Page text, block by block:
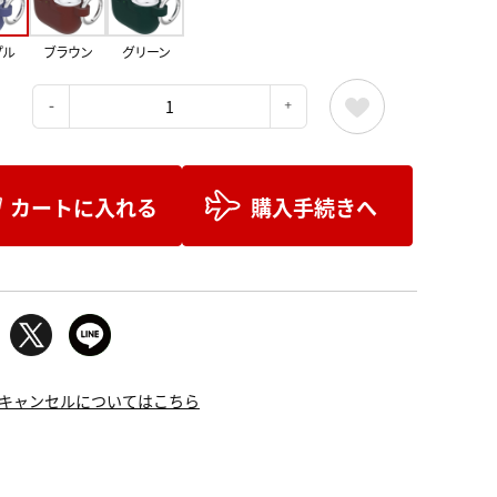
ブラウン グリーン
カートに入れる 購入手続きへ
ャンセルについてはこちら